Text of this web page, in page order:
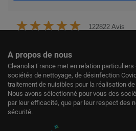
122822 Avis
A propos de nous
Cleanolia France met en relation
sociétés de nettoyage, de désinfection
traitement de nuisibles pour la réalisation
Nous avons sélectionné pour vous des
par leur efficacité, que par leur respect des
sécurité.